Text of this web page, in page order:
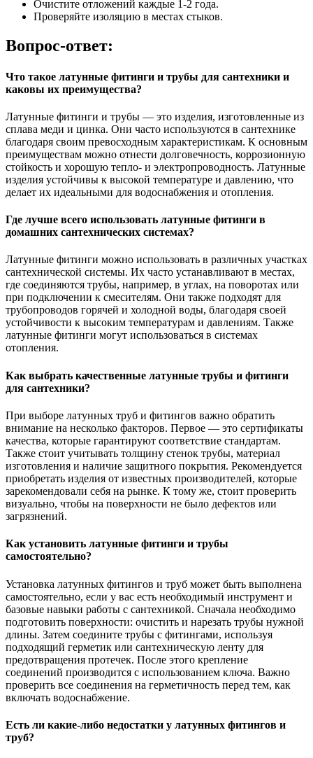
Очистите отложений каждые 1-2 года.
Проверяйте изоляцию в местах стыков.
Вопрос-ответ:
Что такое латунные фитинги и трубы для сантехники и
каковы их преимущества?
Латунные фитинги и трубы — это изделия, изготовленные из
сплава меди и цинка. Они часто используются в сантехнике
благодаря своим превосходным характеристикам. К основным
преимуществам можно отнести долговечность, коррозионную
стойкость и хорошую тепло- и электропроводность. Латунные
изделия устойчивы к высокой температуре и давлению, что
делает их идеальными для водоснабжения и отопления.
Где лучше всего использовать латунные фитинги в
домашних сантехнических системах?
Латунные фитинги можно использовать в различных участках
сантехнической системы. Их часто устанавливают в местах,
где соединяются трубы, например, в углах, на поворотах или
при подключении к смесителям. Они также подходят для
трубопроводов горячей и холодной воды, благодаря своей
устойчивости к высоким температурам и давлениям. Также
латунные фитинги могут использоваться в системах
отопления.
Как выбрать качественные латунные трубы и фитинги
для сантехники?
При выборе латунных труб и фитингов важно обратить
внимание на несколько факторов. Первое — это сертификаты
качества, которые гарантируют соответствие стандартам.
Также стоит учитывать толщину стенок трубы, материал
изготовления и наличие защитного покрытия. Рекомендуется
приобретать изделия от известных производителей, которые
зарекомендовали себя на рынке. К тому же, стоит проверить
визуально, чтобы на поверхности не было дефектов или
загрязнений.
Как установить латунные фитинги и трубы
самостоятельно?
Установка латунных фитингов и труб может быть выполнена
самостоятельно, если у вас есть необходимый инструмент и
базовые навыки работы с сантехникой. Сначала необходимо
подготовить поверхности: очистить и нарезать трубы нужной
длины. Затем соедините трубы с фитингами, используя
подходящий герметик или сантехническую ленту для
предотвращения протечек. После этого крепление
соединений производится с использованием ключа. Важно
проверить все соединения на герметичность перед тем, как
включать водоснабжение.
Есть ли какие-либо недостатки у латунных фитингов и
труб?